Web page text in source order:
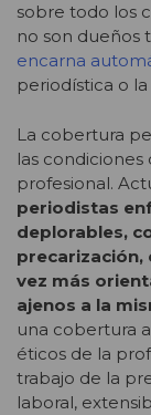
sobre todo los
no son dueños
encarna
periodística o
La cobertura
las
profesional.
periodistas
deplorables,
precarización,
vez más
ajenos a la
una cobertura
éticos de la
trabajo de la
laboral,